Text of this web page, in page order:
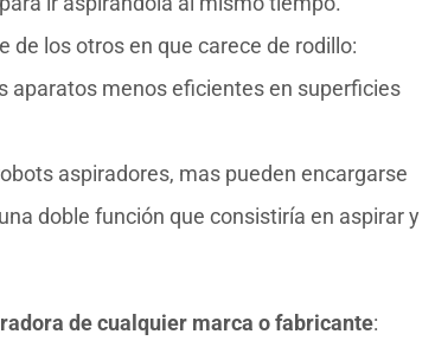
de los otros en que carece de rodillo:
aparatos menos eficientes en superficies
aspiradores, mas pueden encargarse
doble función que consistiría en aspirar y
de cualquier marca o fabricante: